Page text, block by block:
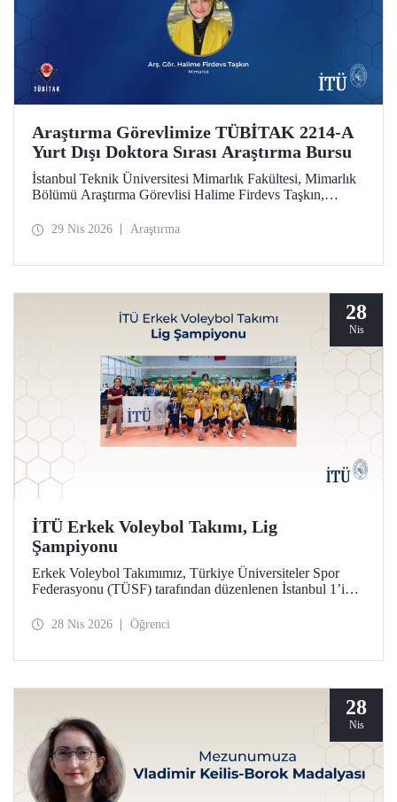
Araştırma Görevlimize TÜBİTAK 2214-A
Yurt Dışı Doktora Sırası Araştırma Bursu
İstanbul Teknik Üniversitesi Mimarlık Fakültesi, Mimarlık
Bölümü Araştırma Görevlisi Halime Firdevs Taşkın,
Bursu kapsamında desteklenmeye hak kazandı.
29 Nis 2026 Araştırma
28
Nis
İTÜ Erkek Voleybol Takımı, Lig
Şampiyonu
Erkek Voleybol Takımımız, Türkiye Üniversiteler Spor
Federasyonu (TÜSF) tarafından düzenlenen İstanbul 1’inci
28 Nis 2026 Öğrenci
28
Nis